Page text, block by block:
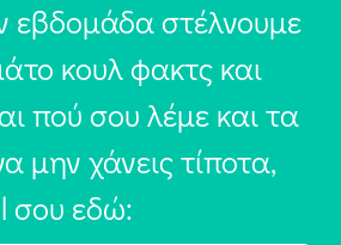
εβδομάδα στέλνουμε
κουλ φακτς και
πού σου λέμε και τα
μην χάνεις τίποτα,
σου εδώ: